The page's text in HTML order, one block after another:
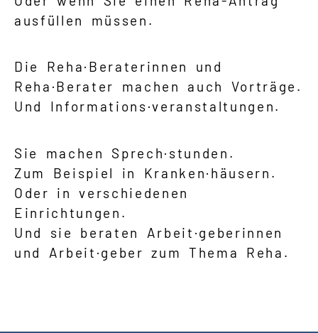
ausfüllen müssen.
Die Reha·Beraterinnen und
Reha·Berater machen auch Vorträge.
Und Informations·veranstaltungen.
Sie machen Sprech·stunden.
Zum Beispiel in Kranken·häusern.
Oder in verschiedenen
Einrichtungen.
Und sie beraten Arbeit·geberinnen
und Arbeit·geber zum Thema Reha.